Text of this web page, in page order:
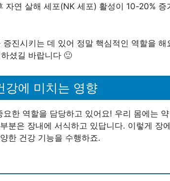
자연 살해 세포(NK 세포) 활성이 10-20% 증
진시키는 데 있어 정말 핵심적인 역할을 해
셨길 바랍니다 🙂
강에 미치는 영향
요한 역할을 담당하고 있어요! 우리 몸에는
분은 장내에 서식하고 있답니다. 이렇게 장
한 건강 기능을 수행하죠.